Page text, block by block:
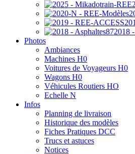
2018
Photos
Ambiances
Machines H0
Voitures de Voyageurs H0
Wagons H0
Véhicules Routiers HO
Echelle N
Infos
Planning de livraison
Historique des modèles
Fiches Pratiques DCC
Trucs et astuces
Notices